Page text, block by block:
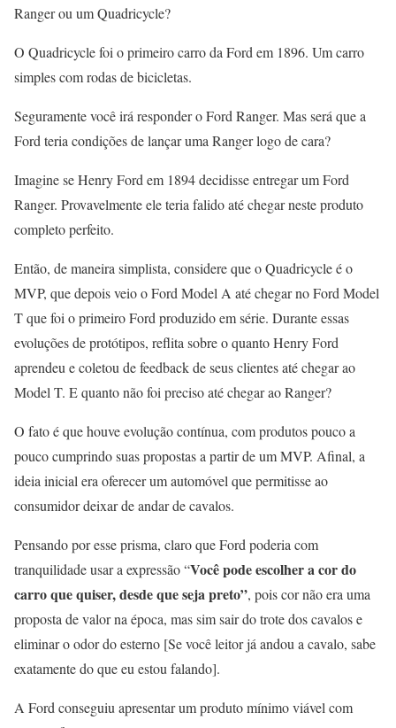
Ranger ou um Quadricycle?
O Quadricycle foi o primeiro carro da Ford em 1896. Um carro
simples com rodas de bicicletas.
Seguramente você irá responder o Ford Ranger. Mas será que a
Ford teria condições de lançar uma Ranger logo de cara?
Imagine se Henry Ford em 1894 decidisse entregar um Ford
Ranger. Provavelmente ele teria falido até chegar neste produto
completo perfeito.
Então, de maneira simplista, considere que o Quadricycle é o
MVP, que depois veio o Ford Model A até chegar no Ford Model
T que foi o primeiro Ford produzido em série. Durante essas
evoluções de protótipos, reflita sobre o quanto Henry Ford
aprendeu e coletou de feedback de seus clientes até chegar ao
Model T. E quanto não foi preciso até chegar ao Ranger?
O fato é que houve evolução contínua, com produtos pouco a
pouco cumprindo suas propostas a partir de um MVP. Afinal, a
ideia inicial era oferecer um automóvel que permitisse ao
consumidor deixar de andar de cavalos.
Pensando por esse prisma, claro que Ford poderia com
tranquilidade usar a expressão “Você pode escolher a cor do
carro que quiser, desde que seja preto”, pois cor não era uma
proposta de valor na época, mas sim sair do trote dos cavalos e
eliminar o odor do esterno [Se você leitor já andou a cavalo, sabe
exatamente do que eu estou falando].
A Ford conseguiu apresentar um produto mínimo viável com